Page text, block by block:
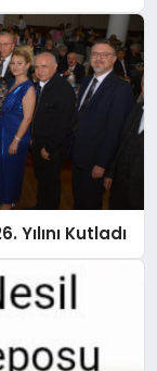
Yılını Kutladı